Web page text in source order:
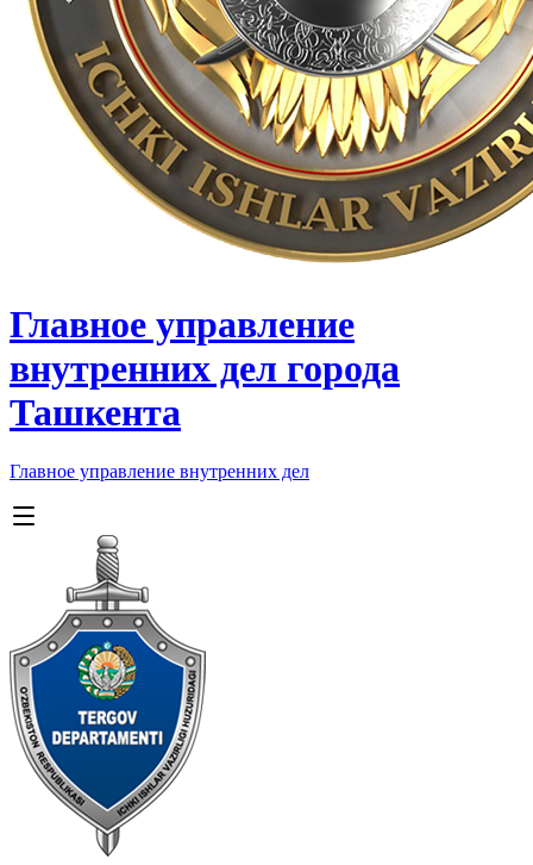
Главное управление
внутренних дел города
Ташкента
Главное управление внутренних дел